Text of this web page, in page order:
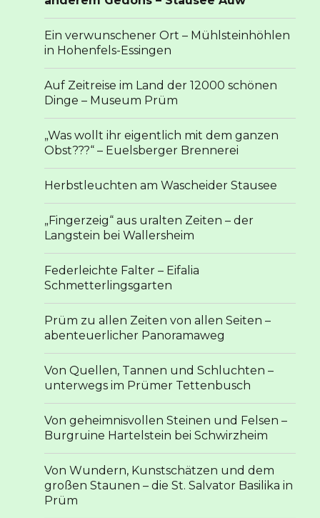
Ein verwunschener Ort – Mühlsteinhöhlen
in Hohenfels-Essingen
Auf Zeitreise im Land der 12000 schönen
Dinge – Museum Prüm
„Was wollt ihr eigentlich mit dem ganzen
Obst???“ – Euelsberger Brennerei
Herbstleuchten am Wascheider Stausee
„Fingerzeig“ aus uralten Zeiten – der
Langstein bei Wallersheim
Federleichte Falter – Eifalia
Schmetterlingsgarten
Prüm zu allen Zeiten von allen Seiten –
abenteuerlicher Panoramaweg
Von Quellen, Tannen und Schluchten –
unterwegs im Prümer Tettenbusch
Von geheimnisvollen Steinen und Felsen –
Burgruine Hartelstein bei Schwirzheim
Von Wundern, Kunstschätzen und dem
großen Staunen – die St. Salvator Basilika in
Prüm